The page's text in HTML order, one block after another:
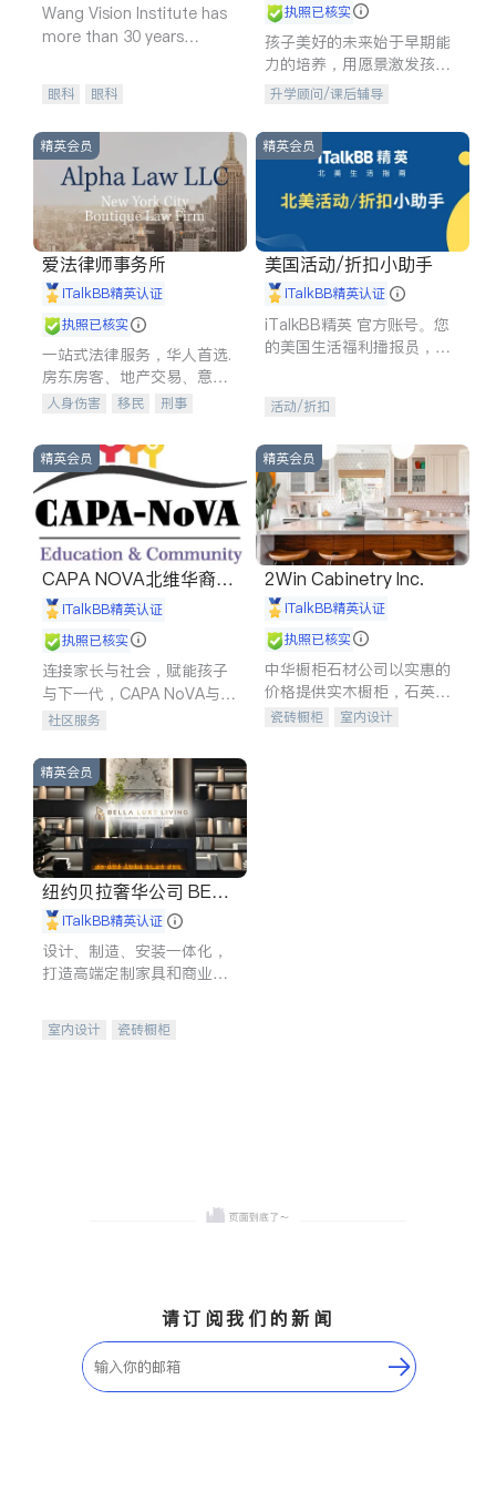
Wang Vision Institute has
more than 30 years
眼科 眼科
执照已核实
孩子美好的未来始于早期能
力的培养，用愿景激发孩子
的学习潜力和动力。理念：
拥有成长型心态是成功的基
石。
升学顾问/课后辅导
精英会员
爱法律师事务所
iTalkBB精英认证
执照已核实
一站式法律服务，华人首选.
房东房客、地产交易、意外
伤害、车祸重伤、商业诉
建筑合同、刑事案件全包办
人身伤害 移民
刑事
信托/遗嘱
商业
索赔
律师-其它 保释
精英会员
美国活动/折扣小助手
iTalkBB精英认证
iTalkBB精英 官方账号。您
的美国生活福利播报员，精
专属福利。
活动/折扣
精英会员
CAPA NOVA北维华裔家
长会iTalkBB精英认证
执照已核实
连接家长与社会，赋能孩子
与下一代，CAPA NoVA与您
携手建设包容、公平、充满
社区服务
精英会员
2Win Cabinetry Inc.
iTalkBB精英认证
执照已核实
中华橱柜石材公司以实惠的
价格提供实木橱柜，石英石
台面，多种优质不锈钢水
瓷砖橱柜
室内设计
精英会员
纽约贝拉奢华公司 BELL
A LUXE
iTalkBB精英认证
设计、制造、安装一体化，
打造高端定制家具和商业空
室内设计
瓷砖橱柜
请订阅我们的新闻